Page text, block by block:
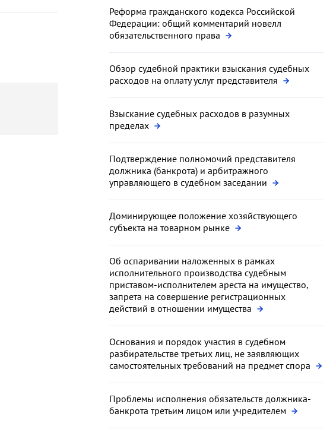
Реформа гражданского кодекса Российской
Федерации: общий комментарий новелл
обязательственного права
Обзор судебной практики взыскания судебных
расходов на оплату услуг представителя
Взыскание судебных расходов в разумных
пределах
Подтверждение полномочий представителя
должника (банкрота) и арбитражного
управляющего в судебном заседании
Доминирующее положение хозяйствующего
субъекта на товарном рынке
Об оспаривании наложенных в рамках
исполнительного производства судебным
приставом-исполнителем ареста на имущество,
запрета на совершение регистрационных
действий в отношении имущества
Основания и порядок участия в судебном
разбирательстве третьих лиц, не заявляющих
самостоятельных требований на предмет спора
Проблемы исполнения обязательств должника-
банкрота третьим лицом или учредителем